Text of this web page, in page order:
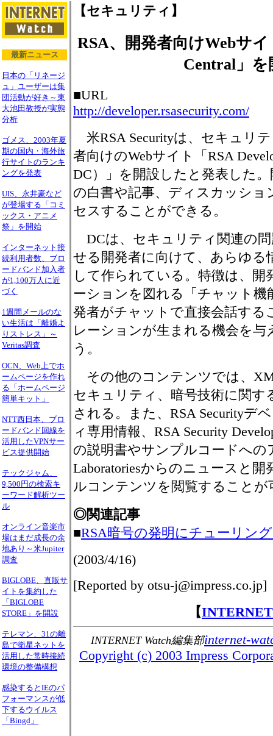
最新ニュース
日本の「リネージ
ュ」ユーザーは集
団活動が好き～東
大池田教授が実態
分析
ゴメス、2003年夏
期の国内・海外旅
行サイトのランキ
ングを発表
UIS、永井豪など
が登場する「コミ
ックス・アニメ
祭」を開始
インターネット接
続利用者数、ブロ
ードバンド加入者
が1,100万人に近
づく
1週間メールのな
い生活は「離婚よ
りストレス」～
Veritas調査
OCN、Web上でホ
ームページを作れ
る「ホームページ
簡単キット」
NTT西日本、ブロ
ードバンド回線を
活用したVPNサー
ビス提供開始
テックジャム、
9,500円の検索キ
ーワード解析ツー
ル
オンライン音楽市
場はまだ成長の余
地あり～米Jupiter
調査
BIGLOBE、直販サ
イトを集約した
「BIGLOBE
STORE」を開設
テレマン、31の離
島で衛星ネットを
活用した常時接続
環境の整備構想
感染するとIEのパ
フォーマンスが低
下するウイルス
「Bingd」
【セキュリティ】
RSA、開発者向けWebサ
Central」を
■URL
http://developer.rsasecurity.com/
米RSA Securityは、セキュリ
者向けのWebサイト「RSA
DC）」を開設したと発表した
の白書や記事、ディスカッショ
セスすることができる。
DCは、セキュリティ関連の
せる開発者に向けて、あらゆる
して作られている。特徴は、開
ーションを図れる「チャット機
発者がチャットで直接会話する
レーションが生まれる機会を
う。
その他のコンテンツでは、
セキュリティ、暗号技術に関す
される。また、RSA Securityデ
ィ専用情報、RSA Security
の説明書やサンプルコードへの
Laboratoriesからのニュースと
ルコンテンツを閲覧することが
◎関連記事
■RSA暗号の発明にチューリン
(2003/4/16)
[Reported by otsu-j@impress.co.jp]
【
INTERNET Watch編集部internet-
Copyright (c) 2003 Impress